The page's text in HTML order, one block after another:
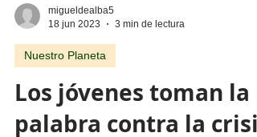
18 jun 2023
3 min de lectura
Los jóvenes toman la